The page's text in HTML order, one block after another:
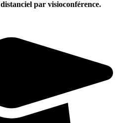
distanciel par visioconférence.